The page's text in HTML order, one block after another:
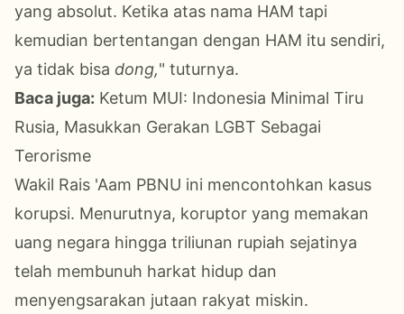
yang absolut. Ketika atas nama HAM tapi
kemudian bertentangan dengan HAM itu sendiri,
ya tidak bisa dong," tuturnya.
Baca juga: Ketum MUI: Indonesia Minimal Tiru
Rusia, Masukkan Gerakan LGBT Sebagai
Terorisme
Wakil Rais 'Aam PBNU ini mencontohkan kasus
korupsi. Menurutnya, koruptor yang memakan
uang negara hingga triliunan rupiah sejatinya
telah membunuh harkat hidup dan
menyengsarakan jutaan rakyat miskin.